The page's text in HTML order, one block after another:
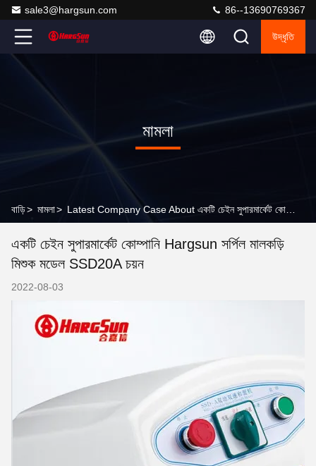
sale3@hargsun.com 86--13690769367
উদ্ধৃতি
মামলা
বাড়ি> মামলা>
একটি চেইন সুপারমার্কেট কোম্পানি Hargsun সর্পিল মালকড়ি
মিশুক মডেল SSD20A চয়ন
2022-08-03